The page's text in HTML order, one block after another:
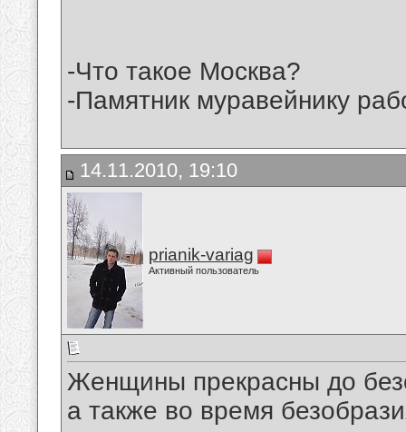
-Что такое Москва?
-Памятник муравейнику
14.11.2010, 19:10
prianik-variag
Активный пользователь
Женщины прекрасны до
а также во время